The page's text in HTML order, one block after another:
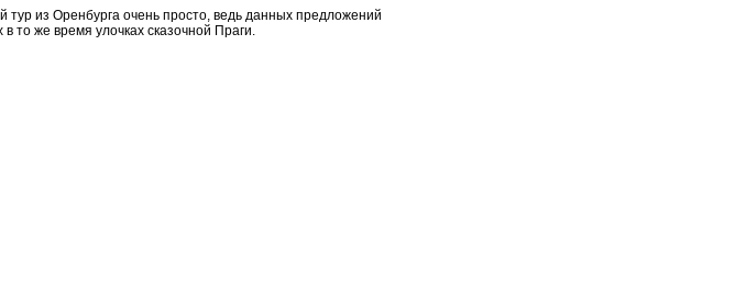
из Оренбурга очень просто, ведь данных предложений
то же время улочках сказочной Праги.